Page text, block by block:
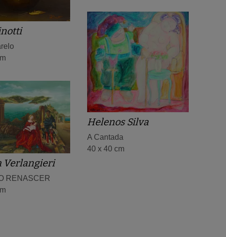
Helenos Silva
A Cantada
40 x 40 cm
Verlangieri
RENASCER